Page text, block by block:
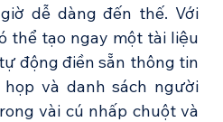
dễ dàng đến thế. Với
thể tạo ngay một tài liệu
động điền sẵn thông tin
và danh sách người
vài cú nhấp chuột và